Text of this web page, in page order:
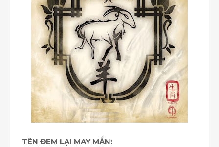
TÊN ĐEM LẠI MAY MẮN: